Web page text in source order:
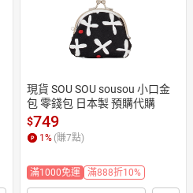
現貨 SOU SOU sousou 小口金
包 零錢包 日本製 預購代購
$749
1 % (賺7點)
滿1000免運 滿888折10%